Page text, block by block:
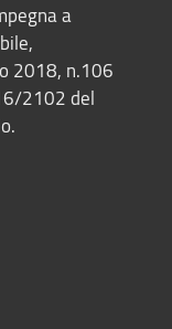
a
2018, n.106
2102 del